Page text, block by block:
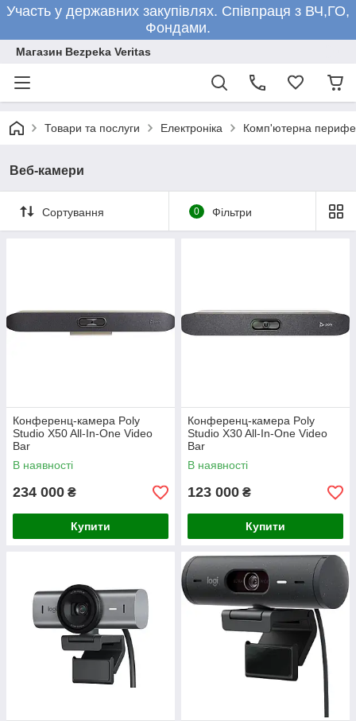
Участь у державних закупівлях. Співпраця з ВЧ,ГО,
Фондами.
Магазин Bezpeka Veritas
Товари та послуги Електроніка Комп'ютерна
Веб-камери
Сортування 0 Фільтри
Конференц-камера Poly
Studio X50 All-In-One Video
Bar
В наявності
234 000 ₴
Купити
Конференц-камера Poly
Studio X30 All-In-One Video
Bar
В наявності
123 000 ₴
Купити